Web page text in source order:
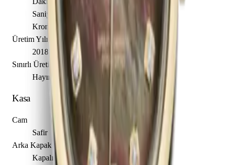
Saniye
Kronometre
Üretim Yılı
2018
Sınırlı Üretim
Hayır
Kasa
Cam
Safir
Arka Kapak
Kapalı